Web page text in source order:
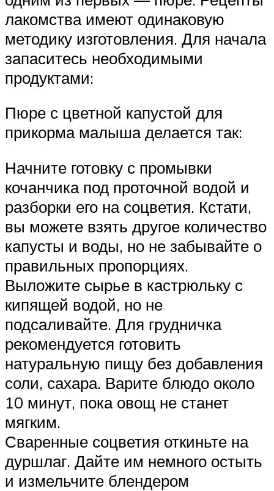
лакомства имеют одинаковую
методику изготовления. Для начала
запаситесь необходимыми
продуктами:
Пюре с цветной капустой для
прикорма малыша делается так:
Начните готовку с промывки
кочанчика под проточной водой и
разборки его на соцветия. Кстати,
вы можете взять другое количество
капусты и воды, но не забывайте о
правильных пропорциях.
Выложите сырье в кастрюльку с
кипящей водой, но не
подсаливайте. Для грудничка
рекомендуется готовить
натуральную пищу без добавления
соли, сахара. Варите блюдо около
10 минут, пока овощ не станет
мягким.
Сваренные соцветия откиньте на
дуршлаг. Дайте им немного остыть
и измельчите блендером